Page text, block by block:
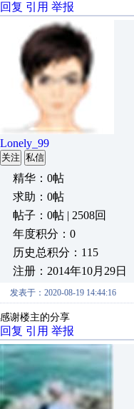
回复 引用 举报
Lonely_99
关注 私信
精华：0帖
求助：0帖
帖子：0帖 | 2508回
年度积分：0
历史总积分：115
注册：2014年10月29日
发表于：2020-08-19 14:44:16
感谢楼主的分享
回复 引用 举报